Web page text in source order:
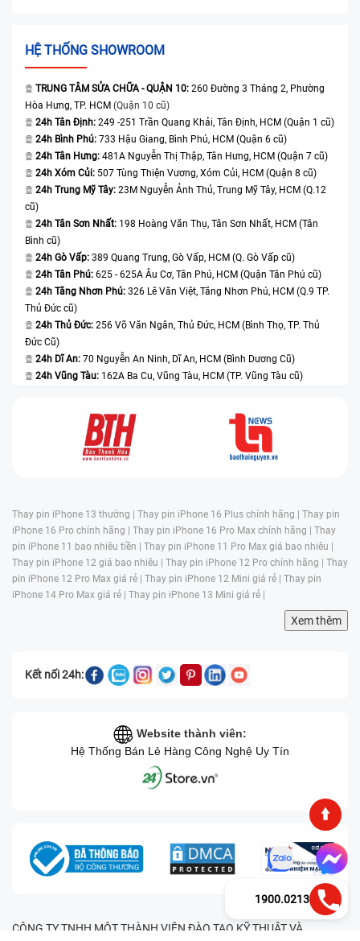
HỆ THỐNG SHOWROOM
TRUNG TÂM SỬA CHỮA - QUẬN 10: 260 Đường 3 Tháng 2, Phường
Hòa Hưng, TP. HCM (Quận 10 cũ)
24h Tân Định: 249 -251 Trần Quang Khải, Tân Định, HCM (Quận 1 cũ)
24h Bình Phú: 733 Hậu Giang, Bình Phú, HCM (Quận 6 cũ)
24h Tân Hưng: 481A Nguyễn Thị Thập, Tân Hưng, HCM (Quận 7 cũ)
24h Xóm Củi: 507 Tùng Thiện Vương, Xóm Củi, HCM (Quận 8 cũ)
24h Trung Mỹ Tây: 23M Nguyễn Ảnh Thủ, Trung Mỹ Tây, HCM (Q.12
cũ)
24h Tân Sơn Nhất: 198 Hoàng Văn Thụ, Tân Sơn Nhất, HCM (Tân
Bình cũ)
24h Gò Vấp: 389 Quang Trung, Gò Vấp, HCM (Q. Gò Vấp cũ)
24h Tân Phú: 625 - 625A Âu Cơ, Tân Phú, HCM (Quận Tân Phú cũ)
24h Tăng Nhơn Phú: 326 Lê Văn Việt, Tăng Nhơn Phú, HCM (Q.9 TP.
Thủ Đức cũ)
24h Thủ Đức: 256 Võ Văn Ngân, Thủ Đức, HCM (Bình Thọ, TP. Thủ
Đức Cũ)
24h Dĩ An: 70 Nguyễn An Ninh, Dĩ An, HCM (Bình Dương Cũ)
24h Vũng Tàu: 162A Ba Cu, Vũng Tàu, HCM (TP. Vũng Tàu cũ)
Thay pin iPhone 13 thường | Thay pin iPhone 16 Plus chính hãng | Thay pin
iPhone 16 Pro chính hãng | Thay pin iPhone 16 Pro Max chính hãng | Thay
pin iPhone 11 bao nhiêu tiền | Thay pin iPhone 11 Pro Max giá bao nhiêu |
Thay pin iPhone 12 giá bao nhiêu | Thay pin iPhone 12 Pro chính hãng | Thay
pin iPhone 12 Pro Max giá rẻ | Thay pin iPhone 12 Mini giá rẻ | Thay pin
iPhone 14 Pro Max giá rẻ | Thay pin iPhone 13 Mini giá rẻ |
Xem thêm
Kết nối 24h:
Website thành viên:
Hệ Thống Bán Lẻ Hàng Công Nghệ Uy Tín
CÔNG TY TNHH MỘT THÀNH VIÊN ĐÀO TẠO KỸ THUẬT VÀ
1900.0213